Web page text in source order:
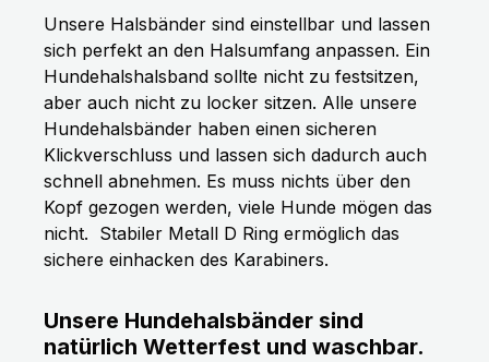
Unsere Halsbänder sind einstellbar und lassen
sich perfekt an den Halsumfang anpassen. Ein
Hundehalshalsband sollte nicht zu festsitzen,
aber auch nicht zu locker sitzen. Alle unsere
Hundehalsbänder haben einen sicheren
Klickverschluss und lassen sich dadurch auch
schnell abnehmen. Es muss nichts über den
Kopf gezogen werden, viele Hunde mögen das
nicht. Stabiler Metall D Ring ermöglich das
sichere einhacken des Karabiners.
Unsere Hundehalsbänder sind
natürlich Wetterfest und waschbar.